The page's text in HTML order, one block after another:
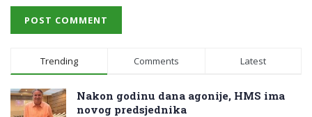
Trending Comments Latest
Nakon godinu dana agonije, HMS ima
novog predsjednika